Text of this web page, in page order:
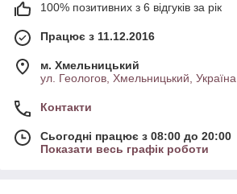
100% позитивних з 6 відгуків за рік
Працює з 11.12.2016
м. Хмельницький
ул. Геологов, Хмельницький, Україна
Контакти
Сьогодні працює з 08:00 до 20:00
Показати весь графік роботи